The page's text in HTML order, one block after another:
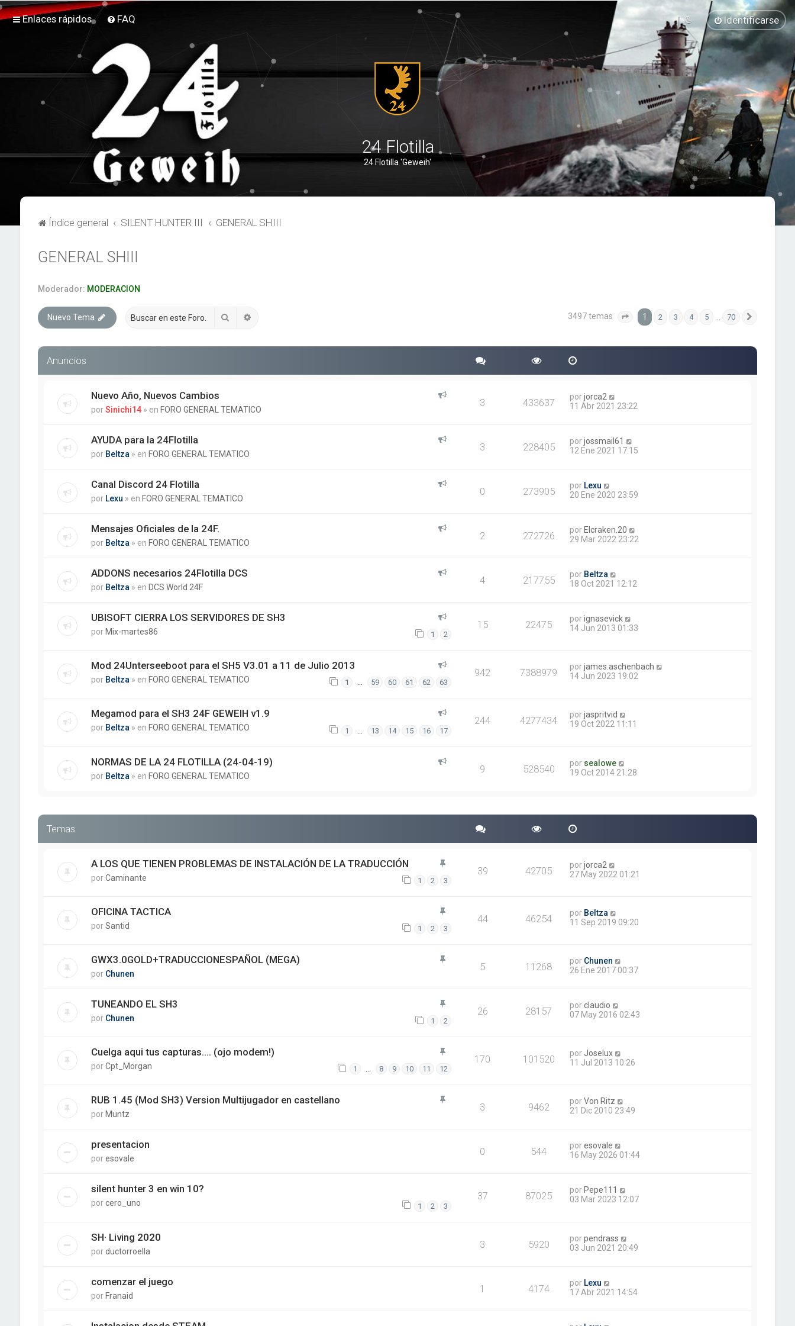
Enlaces rápidos FAQ Identificarse
24 Flotilla
24 Flotilla 'Geweih'
Índice general SILENT HUNTER III GENERAL SHIII
GENERAL SHIII
Moderador: MODERACION
Nuevo Tema Buscar 3497 temas Página 1de 70
1 2 3 4 5 70
Anuncios
Nuevo Año, Nuevos Cambios
porSinichi14 » en FORO GENERAL TEMATICO
3 433637 porjorca2
11 Abr 2021 23:22
AYUDA para la 24Flotilla
por Beltza » en FORO GENERAL TEMATICO
3 228405 porjossmail61
12 Ene 2021 17:15
Canal Discord 24 Flotilla
por Lexu » en FORO GENERAL TEMATICO
0 273905 por Lexu
20 Ene 2020 23:59
Mensajes Oficiales de la 24F.
por Beltza » en FORO GENERAL TEMATICO
2 272726 por Elcraken.20
29 Mar 2022 23:22
ADDONS necesarios 24Flotilla DCS
por Beltza » en DCS World 24F
4 217755 por Beltza
18 Oct 2021 12:12
UBISOFT CIERRA LOS SERVIDORES DE SH3
por Mix-martes86 1 2
15 22475 porignasevick
14 Jun 2013 01:33
Mod 24Unterseeboot para el SH5 V3.01 a 11 de Julio 2013
por Beltza » en FORO GENERAL TEMATICO 1 … 59 60 61 62 63
942 7388979 porjames.aschenbach
14 Jun 2023 19:02
Megamod para el SH3 24F GEWEIH v1.9
por Beltza » en FORO GENERAL TEMATICO 1 13 14 15 16 17
244 4277434 porjaspritvid
19 Oct 2022 11:11
NORMAS DE LA 24 FLOTILLA (24-04-19)
por Beltza » en FORO GENERAL TEMATICO
9 528540 por sealowe
19 Oct 2014 21:28
Temas
A LOS QUE TIENEN PROBLEMAS DE INSTALACIÓN DE LA TRADUCCIÓN
porCaminante 1 2 3
39 42705 porjorca2
27 May 2022 01:21
OFICINA TACTICA
porSantid 1 2 3
44 46254 por Beltza
11 Sep 2019 09:20
GWX3.0GOLD+TRADUCCIONESPAÑOL (MEGA)
por Chunen
5 11268 por Chunen
26 Ene 2017 00:37
TUNEANDO EL SH3
por Chunen 1 2
26 28157 porclaudio
07 May 2016 02:43
Cuelga aqui tus capturas.... (ojo modem!)
porCpt_Morgan 1 … 8 9 10 11 12
170 101520 por Joselux
11 Jul 2013 10:26
RUB 1.45 (Mod SH3) Version Multijugador en castellano
por Muntz
3 9462 porVon Ritz
21 Dic 2010 23:49
presentacion
poresovale
0 544 poresovale
16 May 2026 01:44
silent hunter 3 en win 10?
porcero_uno 1 2 3
37 87025 por Pepe111
03 Mar 2023 12:07
SH· Living 2020
porductorroella
3 5920 porpendrass
03 Jun 2021 20:49
comenzar el juego
porFranaid
1 4174 por Lexu
17 Abr 2021 14:54